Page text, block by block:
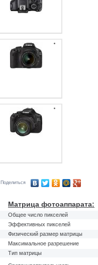
Поделиться
Матрица фотоаппарата:
Общее число пикселей
Эффективных пикселей
Физический размер матрицы
Максимальное разрешение
Тип матрицы